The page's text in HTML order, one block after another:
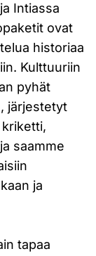
Intiassa
ovat
historiaa
Kulttuuriin
pyhät
järjestetyt
saamme
ja
tapaa